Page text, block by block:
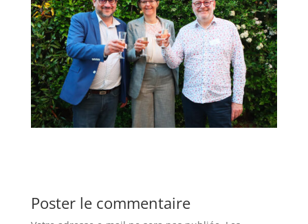
Poster le commentaire